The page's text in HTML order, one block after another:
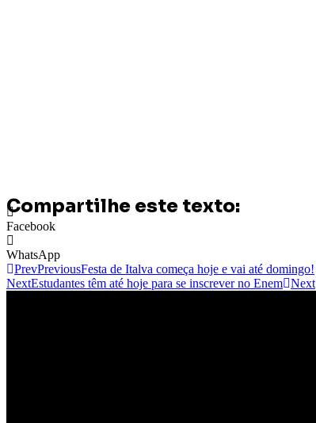
Compartilhe este texto:
Facebook
WhatsApp
PrevPreviousFesta de Italva começa hoje e vai até domingo!
NextEstudantes têm até hoje para se inscrever no Enem Next